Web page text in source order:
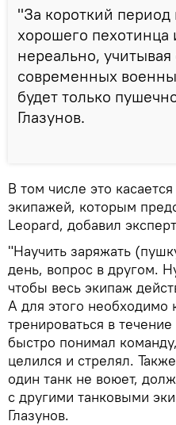
"За короткий период
хорошего пехотинца
нереально,
современных
будет только
Глазунов.
В том числе это
экипажей, которым
Leopard, добавил
"Научить заряжать
день, вопрос в другом.
чтобы весь экипаж
А для этого необходимо
тренироваться в
быстро понимал
целился и стрелял.
один танк не воюет,
с другими танковыми
Глазунов.